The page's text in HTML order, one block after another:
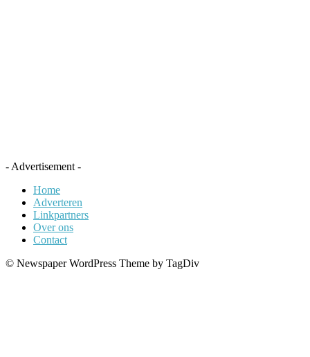
- Advertisement -
Home
Adverteren
Linkpartners
Over ons
Contact
© Newspaper WordPress Theme by TagDiv